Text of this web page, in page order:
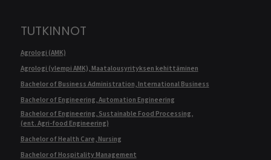
TUTKINNOT
Agrologi (AMK)
Agrologi (ylempi AMK), Maatalousyrityksen kehittäminen
Bachelor of Business Administration, International Business
Bachelor of Engineering, Automation Engineering
Bachelor of Engineering, Sustainable Food Processing,
(ent. Agri-food Engineering)
Bachelor of Health Care, Nursing
Bachelor of Hospitality Management